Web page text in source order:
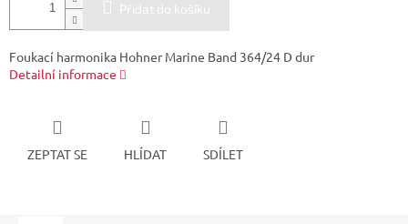
Přidat do košíku
Foukací harmonika Hohner Marine Band 364/24 D dur
Detailní informace
ZEPTAT SE HLÍDAT SDÍLET